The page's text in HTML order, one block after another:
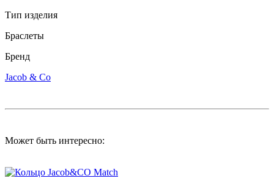
Тип изделия
Браслеты
Бренд
Jacob & Co
Может быть интересно: